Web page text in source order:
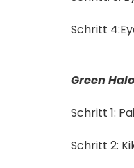
Schritt
Green
Schritt 1:
Schritt 2: